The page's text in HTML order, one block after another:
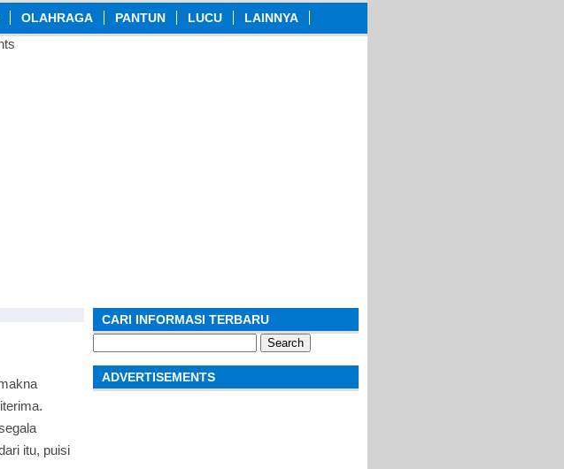
OLAHRAGA PANTUN LUCU LAINNYA
itu, puisi
CARI INFORMASI TERBARU
for:
ADVERTISEMENTS